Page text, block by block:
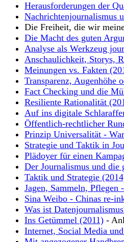
Herausforderungen der
Nachrichtenjournalismus
Die Freiheit, die wir
Die Macht des guten
Analyse als Werkzeug
Anschaulichkeit, Storys,
Meinungen vs. Fakten
Transparenz, Augenhöhe
Fact Checking und die
Resiliente Rationalität
Auf ins digitale
Öffentlich-rechtlicher
Prinzip Universalität -
Strategie und Taktik in
Plädoyer für einen
Der Journalismus und die
Taktik und Strategie
Jagen, Sammeln,
Sina Weibo - Chinas re-
Was ist
Ins Getümmel (2011) -
Internet, Social Media